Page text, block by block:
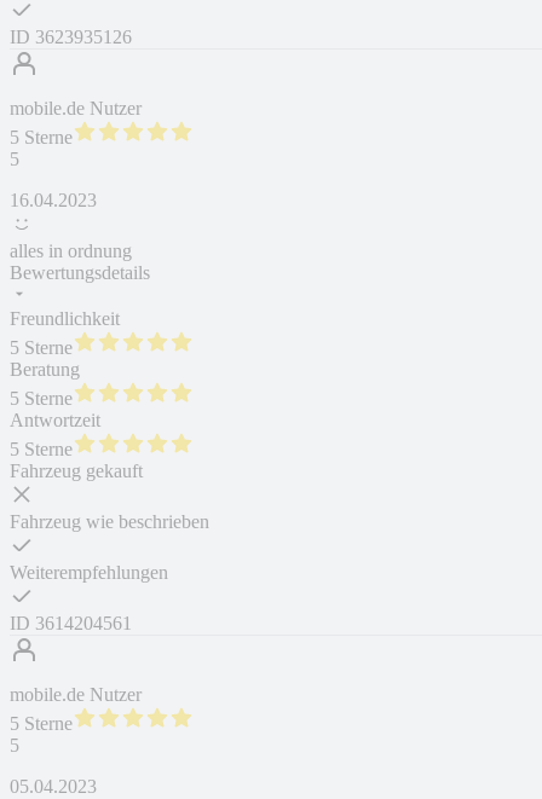
ID 3623935126
mobile.de Nutzer
5 Sterne
5
16.04.2023
alles in ordnung
Bewertungsdetails
Freundlichkeit
5 Sterne
Beratung
5 Sterne
Antwortzeit
5 Sterne
Fahrzeug gekauft
Fahrzeug wie beschrieben
Weiterempfehlungen
ID 3614204561
mobile.de Nutzer
5 Sterne
5
05.04.2023